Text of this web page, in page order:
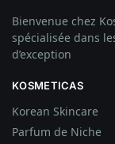
Bienvenue chez
spécialisée dans
d’exception
KOSMETICAS
Korean Skincare
Parfum de Niche